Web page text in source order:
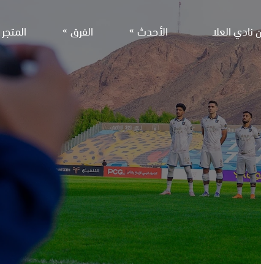
نادي العلا الأحدث
الأخبار
معرض الصور
الفرق
الفريق الأول لكرة القدم
المتجر